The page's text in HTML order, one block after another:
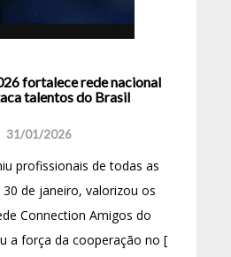
fortalece rede nacional
talentos do Brasil
31/01/2026
profissionais de todas as
de janeiro, valorizou os
Connection Amigos do
a força da cooperação no [